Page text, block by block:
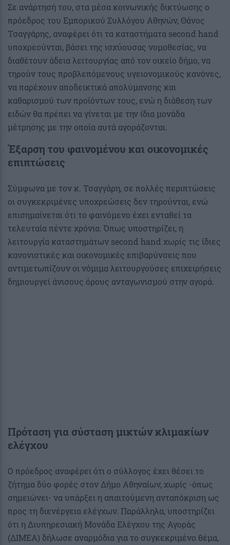
Σε ανάρτησή του, στα μέσα κοινωνικής δικτύωσης ο
πρόεδρος του Εμπορικού Συλλόγου Αθηνών, Θάνος
Τσαγγάρης, αναφέρει ότι τα καταστήματα second hand
υποχρεούνται, βάσει της ισχύουσας νομοθεσίας, να
διαθέτουν άδεια λειτουργίας από τον οικείο δήμο, να
τηρούν τους προβλεπόμενους υγειονομικούς κανόνες,
να παρέχουν αποδεικτικά απολύμανσης και
καθαρισμού των προϊόντων τους, ενώ η διάθεση των
ειδών θα πρέπει να γίνεται με την ίδια μονάδα
μέτρησης με την οποία αυτά αγοράζονται.
Έξαρση του φαινομένου και οικονομικές
επιπτώσεις
Σύμφωνα με τον κ. Τσαγγάρη, σε πολλές περιπτώσεις
οι συγκεκριμένες υποχρεώσεις δεν τηρούνται, ενώ
επισημαίνεται ότι το φαινόμενο έχει ενταθεί τα
τελευταία πέντε χρόνια. Όπως υποστηρίζει, η
λειτουργία καταστημάτων second hand χωρίς τις ίδιες
κανονιστικές και οικονομικές επιβαρύνσεις που
αντιμετωπίζουν οι νόμιμα λειτουργούσες επιχειρήσεις
δημιουργεί άνισους όρους ανταγωνισμού στην αγορά.
Πρόταση για σύσταση μικτών κλιμακίων
ελέγχου
Ο πρόεδρος αναφέρει ότι ο σύλλογος έχει θέσει το
ζήτημα δύο φορές στον Δήμο Αθηναίων, χωρίς -όπως
σημειώνει- να υπάρξει η απαιτούμενη ανταπόκριση ως
προς τη διενέργεια ελέγχων. Παράλληλα, υποστηρίζει
ότι η Διυπηρεσιακή Μονάδα Ελέγχου της Αγοράς
(ΔΙΜΕΑ) δήλωσε αναρμόδια για το συγκεκριμένο θέμα,